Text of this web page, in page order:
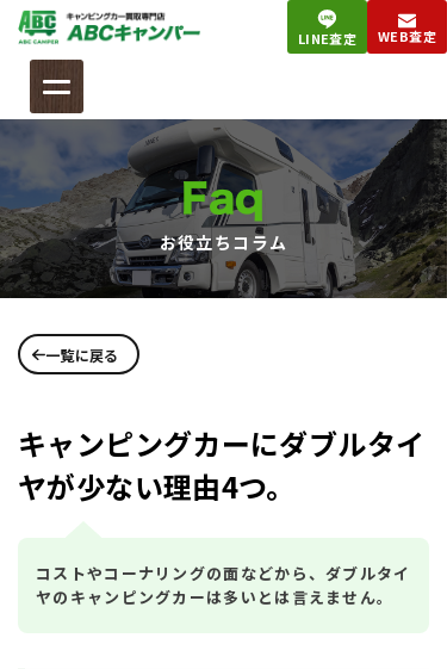
ス
キ
ッ
プ
LINE査定 WEB査定
Faq
お役立ちコラム
一覧に戻る
キャンピングカーにダブルタイ
ヤが少ない理由4つ。
コストやコーナリングの面などから、ダブルタイ
ヤのキャンピングカーは多いとは言えません。